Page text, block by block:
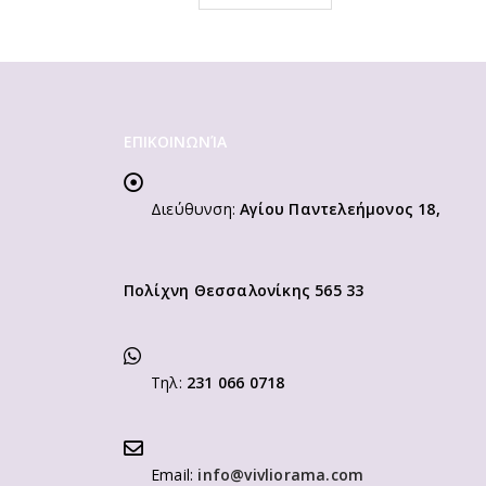
ΕΠΙΚΟΙΝΩΝΊΑ
Διεύθυνση: Αγίου Παντελεήμονος 18,
Πολίχνη Θεσσαλονίκης 565 33
Τηλ: 231 066 0718
Email: info@vivliorama.com